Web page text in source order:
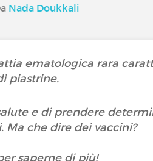
Nada Doukkali
ematologica rara
piastrine.
e di prendere
Ma che dire dei vaccini?
saperne di più!